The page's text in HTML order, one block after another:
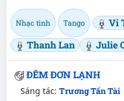
Nhạc tình Tango Vi
Thanh Lan
Julie
ĐÊM ĐƠN LẠNH
Sáng tác: Trương Tấn Tài